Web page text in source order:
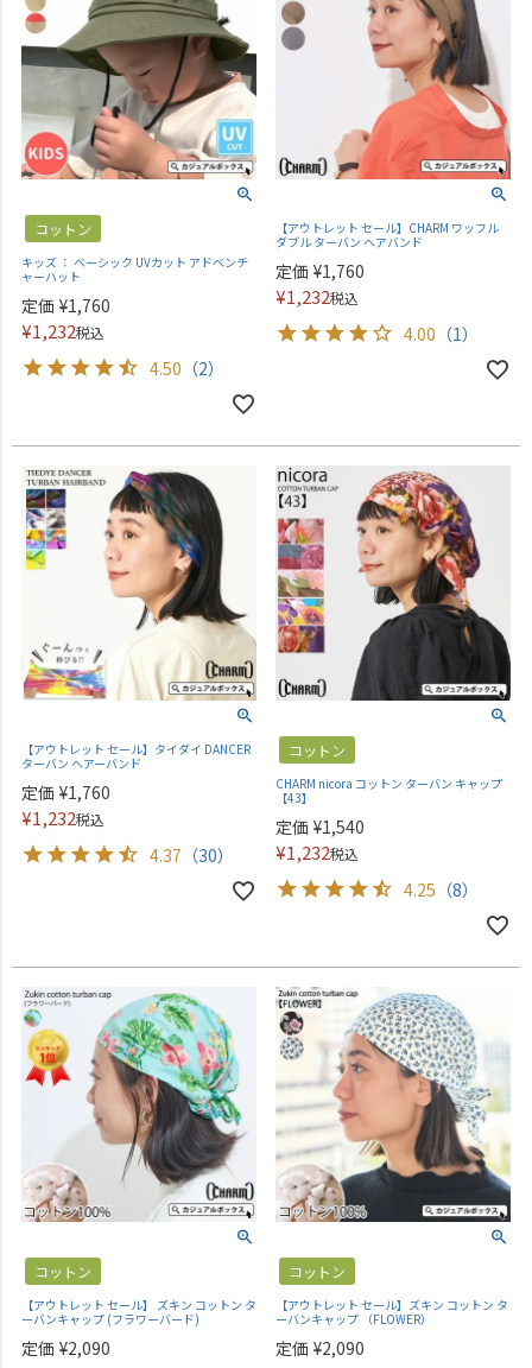
コットン
キッズ ： ベーシック UVカット アドベンチ
ャーハット
定価 ¥1,760
¥1,232税込
4.50 （2）
【アウトレット セール】CHARM ワッフル
ダブル ターバン ヘアバンド
定価 ¥1,760
¥1,232税込
4.00 （1）
【アウトレット セール】タイダイ DANCER
ターバン へアーバンド
定価 ¥1,760
¥1,232税込
4.37 （30）
コットン
CHARM nicora コットン ターバン キャップ
【43】
定価 ¥1,540
¥1,232税込
4.25 （8）
コットン
【アウトレット セール】 ズキン コットン タ
ーバンキャップ (フラワーバード)
定価 ¥2,090
コットン
【アウトレット セール】ズキン コットン タ
ーバンキャップ （FLOWER）
定価 ¥2,090